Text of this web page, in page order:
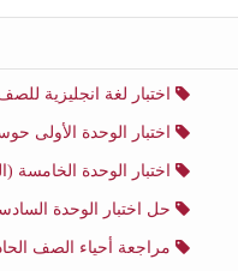
اختبار لغة انجليزية للصف
اختبار الوحدة الأولى حوسبة للصف
اختبار الوحدة الخامسة (الكيمياء الحيوية - البناء
حل اختبار الوحدة السادسة (الأحماض النووية
مراجعة أحياء الصف الحادي